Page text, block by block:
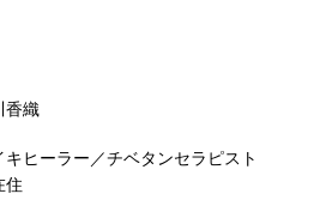
香織
ヒーラー／チベタンセラピスト
住